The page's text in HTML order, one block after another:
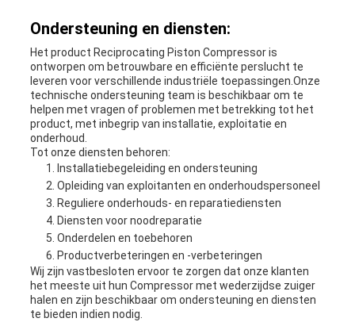
Ondersteuning en diensten:
Het product Reciprocating Piston Compressor is
ontworpen om betrouwbare en efficiënte perslucht te
leveren voor verschillende industriële toepassingen.Onze
technische ondersteuning team is beschikbaar om te
helpen met vragen of problemen met betrekking tot het
product, met inbegrip van installatie, exploitatie en
onderhoud.
Tot onze diensten behoren:
Installatiebegeleiding en ondersteuning
Opleiding van exploitanten en onderhoudspersoneel
Reguliere onderhouds- en reparatiediensten
Diensten voor noodreparatie
Onderdelen en toebehoren
Productverbeteringen en -verbeteringen
Wij zijn vastbesloten ervoor te zorgen dat onze klanten
het meeste uit hun Compressor met wederzijdse zuiger
halen en zijn beschikbaar om ondersteuning en diensten
te bieden indien nodig.